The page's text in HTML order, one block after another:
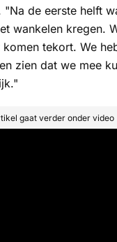
"Na de eerste helft
wankelen kregen.
tekort. We
zien dat we mee
gaat verder onder video